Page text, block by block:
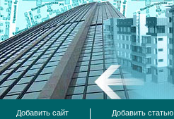
Добавить сайт Добавить статью